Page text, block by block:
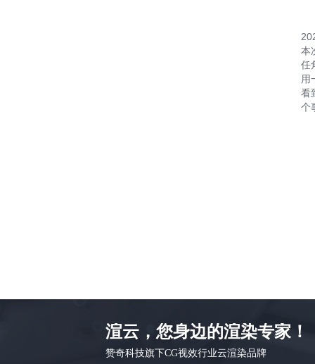
本
任
用
看
个
渲云，您身边的渲染专家！
赞奇科技旗下CG视效行业云渲染品牌